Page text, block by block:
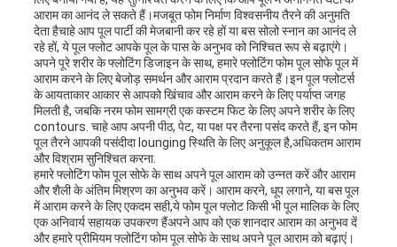
आराम का आनंद ले सकते हैं।मजबूत फोम निर्माण विश्वसनीय तैरने की अनुमति
देता हैचाहे आप पूल पार्टी की मेजबानी कर रहे हों या बस सोलो स्नान का आनंद ले
रहे हों, ये पूल फ्लोट आपके पूल के पास के अनुभव को निश्चित रूप से बढ़ाएंगे।
अपने पूरे शरीर के फ्लोटिंग डिजाइन के साथ, हमारे फ्लोटिंग फोम पूल सोफे पूल में
आराम करने के लिए बेजोड़ समर्थन और आराम प्रदान करते हैं।इन पूल फ्लोटर्स
के आयताकार आकार से आपको खिंचाव और आराम करने के लिए पर्याप्त जगह
मिलती है, जबकि नरम फोम सामग्री एक कस्टम फिट के लिए अपने शरीर के लिए
contours. चाहे आप अपनी पीठ, पेट, या पक्ष पर तैरना पसंद करते हैं, इन फोम
पूल तैरने आपकी पसंदीदा lounging स्थिति के लिए अनुकूल है,अधिकतम आराम
और विश्राम सुनिश्चित करना.
हमारे फ्लोटिंग फोम पूल सोफे के साथ अपने पूल आराम को उन्नत करें और आराम
और शैली के अंतिम मिश्रण का अनुभव करें। आराम करने, धूप लगाने, या बस पूल
में आराम करने के लिए एकदम सही,ये फोम पूल फ्लोट किसी भी पूल मालिक के लिए
एक अनिवार्य सहायक उपकरण हैंअपने आप को एक शानदार आराम का अनुभव दें
और हमारे प्रीमियम फ्लोटिंग फोम पूल सोफे के साथ अपने पूल आराम को बढ़ाएं।